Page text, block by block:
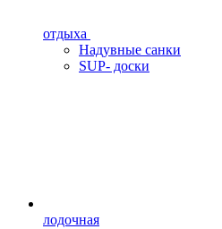
отдыха
Надувные санки
SUP- доски
лодочная